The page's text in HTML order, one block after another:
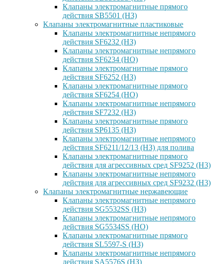
Клапаны электромагнитные прямого
действия SB5501 (НЗ)
Клапаны электромагнитные пластиковые
Клапаны электромагнитные непрямого
действия SF6232 (НЗ)
Клапаны электромагнитные непрямого
действия SF6234 (НО)
Клапаны электромагнитные прямого
действия SF6252 (НЗ)
Клапаны электромагнитные прямого
действия SF6254 (НО)
Клапаны электромагнитные непрямого
действия SF7232 (НЗ)
Клапаны электромагнитные прямого
действия SP6135 (НЗ)
Клапаны электромагнитные непрямого
действия SF6211/12/13 (НЗ) для полива
Клапаны электромагнитные прямого
действия для агрессивных сред SF9252 (H3)
Клапаны электромагнитные непрямого
действия для агрессивных сред SF9232 (H3)
Клапаны электромагнитные нержавеющие
Клапаны электромагнитные непрямого
действия SG5532SS (НЗ)
Клапаны электромагнитные непрямого
действия SG5534SS (НО)
Клапаны электромагнитные прямого
действия SL5597-S (НЗ)
Клапаны электромагнитные непрямого
действия SA5576S (НЗ)